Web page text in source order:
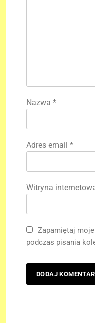
Nazwa *
Adres email *
Witryna
Zapamiętaj
podczas pisania